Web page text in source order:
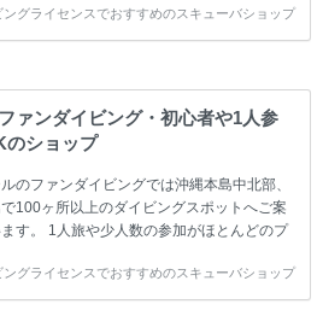
ースもご用意しています。 当スクールを受
様は一人参加などの少人数のご参加が最も
す。各種ダイビングライセンス取得コース
じてキャンペーンを行っています。 ベーシ
ー(Cカード) 1日間+eラーニング 最安値キ
￥22800(税込) ￥16800(税込) 器材 / 送
全て込み ダイビング...
ングライセンスでおすすめのスキューバショップ
ァンダイビング・初心者や1人参
のショップ
のファンダイビングでは沖縄本島中北部、
100ヶ所以上のダイビングスポットへご案
す。 1人旅や少人数の参加がほとんどのプ
して楽しめるようにリフレッシュダイビン
ご用意しています。お1人様も初心者の方
ングライセンスでおすすめのスキューバショップ